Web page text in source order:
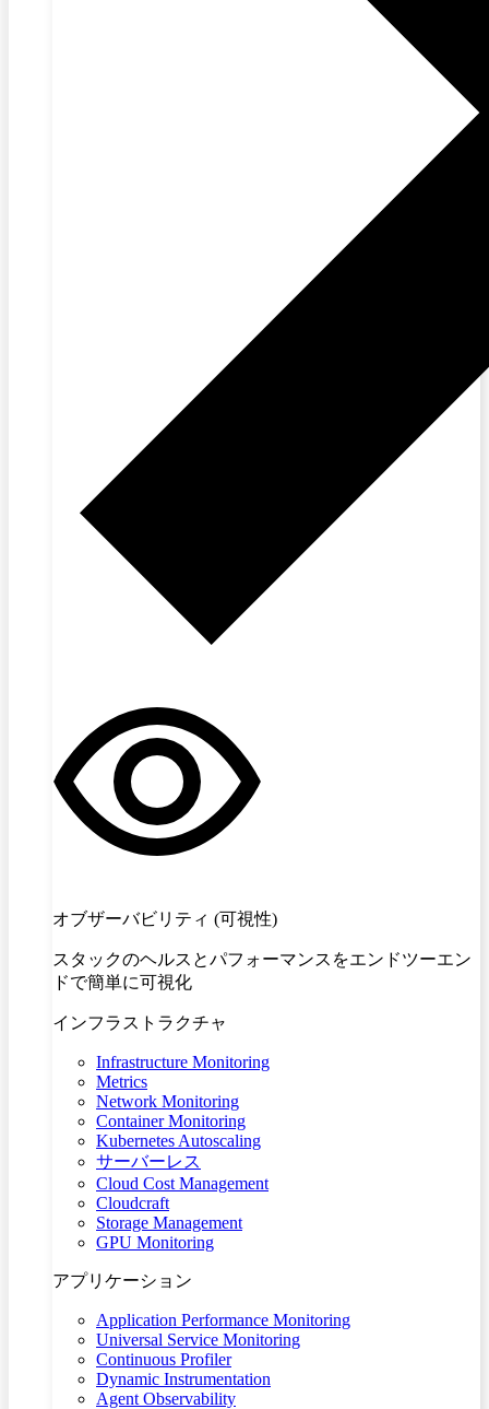
オブザーバビリティ (可視性)
スタックのヘルスとパフォーマンスをエンドツーエン
ドで簡単に可視化
インフラストラクチャ
Infrastructure Monitoring
Metrics
Network Monitoring
Container Monitoring
Kubernetes Autoscaling
サーバーレス
Cloud Cost Management
Cloudcraft
Storage Management
GPU Monitoring
アプリケーション
Application Performance Monitoring
Universal Service Monitoring
Continuous Profiler
Dynamic Instrumentation
Agent Observability